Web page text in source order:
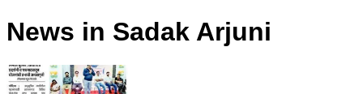
News in Sadak Arjuni